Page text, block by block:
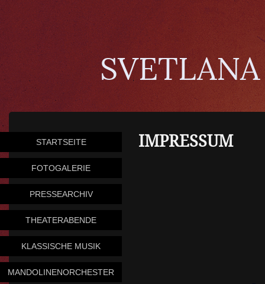
STARTSEITE
FOTOGALERIE
PRESSEARCHIV
THEATERABENDE
KLASSISCHE MUSIK
MANDOLINENORCHESTER
IMPRESSUM